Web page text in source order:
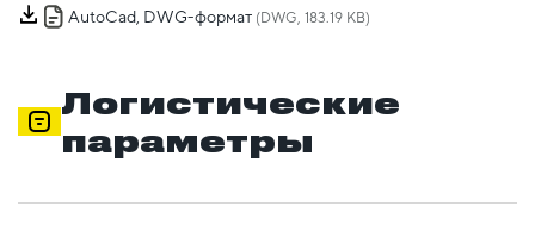
AutoCad, DWG-формат (DWG, 183.19 KB)
Логистические
параметры